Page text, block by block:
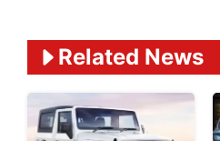
Related News